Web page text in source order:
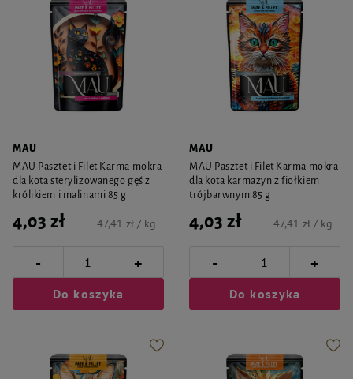
MAU
MAU Pasztet i Filet Karma mokra
dla kota sterylizowanego gęś z
królikiem i malinami 85 g
4,03 zł 47,41 zł / kg
- +
Do koszyka
MAU
MAU Pasztet i Filet Karma mokra
dla kota karmazyn z fiołkiem
trójbarwnym 85 g
4,03 zł 47,41 zł / kg
- +
Do koszyka